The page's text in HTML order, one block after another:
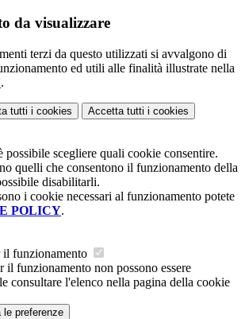
da visualizzare
terzi da questo utilizzati si avvalgono di
ed utili alle finalità illustrate nella
.
tutti i cookies Accetta tutti i cookies
possibile scegliere quali cookie consentire.
quelli che consentono il funzionamento della
disabilitarli.
i cookie necessari al funzionamento potete
POLICY.
il funzionamento
il funzionamento non possono essere
consultare l'elenco nella pagina della cookie
le preferenze